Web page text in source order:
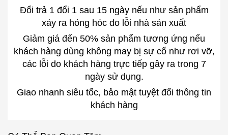
Đổi trả 1 đổi 1 sau 15 ngày nếu như sản phẩm
xảy ra hỏng hóc do lỗi nhà sản xuất
Giảm giá đến 50% sản phẩm tương ứng nếu
khách hàng dùng không may bị sự cố như rơi vỡ,
các lỗi do khách hàng trực tiếp gây ra trong 7
ngày sử dụng.
Giao nhanh siêu tốc, bảo mật tuyệt đối thông tin
khách hàng